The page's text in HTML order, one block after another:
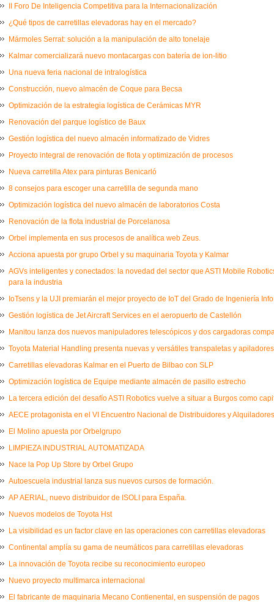
II Foro De Inteligencia Competitiva para la Internacionalización
¿Qué tipos de carretillas elevadoras hay en el mercado?
Mármoles Serrat: solución a la manipulación de alto tonelaje
Kalmar comercializará nuevo montacargas con batería de ion-litio
Una nueva feria nacional de intralogística
Construcción, nuevo almacén de Coque para Becsa
Optimización de la estrategia logística de Cerámicas MYR
Renovación del parque logístico de Baux
Gestión logística del nuevo almacén informatizado de Vidres
Proyecto integral de renovación de flota y optimización de procesos
Nueva carretilla Atex para pinturas Benicarló
8 consejos para escoger una carretilla de segunda mano
Optimización logística del nuevo almacén de laboratorios Costa
Renovación de la flota industrial de Porcelanosa
Orbel implementa en sus procesos de analítica web Zeus.
Acciona apuesta por grupo Orbel y su maquinaria Toyota y Kalmar
AGVs inteligentes y conectados: la novedad del sector que ASTI Mobile
para la industria
IoTsens y la UJI premiarán el mejor proyecto de IoT del Grado de Ingeniería
Gestión logística de Jet Aircraft Services en el aeropuerto de Castellón
Manitou lanza dos nuevos manipuladores telescópicos y dos cargadoras
Toyota Material Handling presenta nuevas y versátiles transpaletas y
Carretillas elevadoras Kalmar en el Puerto de Bilbao con SLP
Optimización logística de Equipe mediante almacén de pasillo estrecho
La tercera edición del desafío ASTI Robotics vuelve a situar a Burgos como
AECE protagonista en el VI Encuentro Nacional de Distribuidores y
El Molino apuesta por Orbelgrupo
LIMPIEZA INDUSTRIAL AUTOMATIZADA
Nace la Pop Up Store by Orbel Grupo
Autoescuela industrial lanza sus nuevos cursos de formación.
AP AERIAL, nuevo distribuidor de ISOLI para España.
Nuevos modelos de Toyota Hst
La visibilidad es un factor clave en las operaciones con carretillas elevadoras
Continental amplía su gama de neumáticos para carretillas elevadoras
La innovación de Toyota recibe su reconocimiento europeo
Nuevo proyecto multimarca internacional
El fabricante de maquinaria Mecano Contienental, en suspensión de pagos